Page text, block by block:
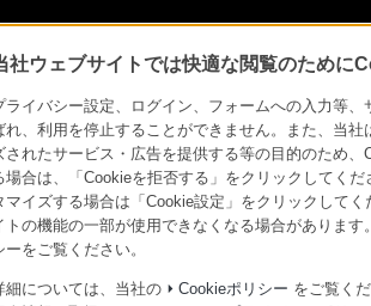
ニーストアについて ソニーストアのご利用ガイド
アのご利用ガイド
ソニーストアのご利用方法・サービスに
社ウェブサイトでは快適な閲覧のために
ライバシー設定、ログイン、フォームへの入力等
れ、利用を停止することができません。また、当
されたサービス・広告を提供する等の目的のため
場合は、「Cookieを拒否する」をクリックしてく
マイズする場合は「Cookie設定」をクリックして
トの機能の一部が使用できなくなる場合がありま
ーをご覧ください。
細については、当社の Cookieポリシー をご覧くだ